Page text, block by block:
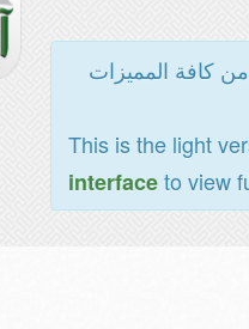
من كافة المميزات
This is the light
interfaceto view